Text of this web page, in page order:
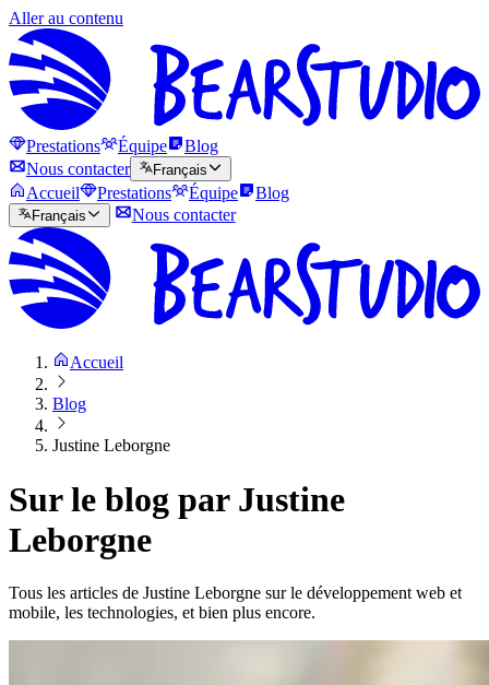
Aller au contenu
Prestations Équipe
Blog
Nous contacter
Français
Accueil Prestations Équipe Blog
Français Nous contacter
Accueil
Blog
Justine Leborgne
Sur le blog par Justine
Leborgne
Tous les articles de Justine Leborgne sur le développement web et
mobile, les technologies, et bien plus encore.